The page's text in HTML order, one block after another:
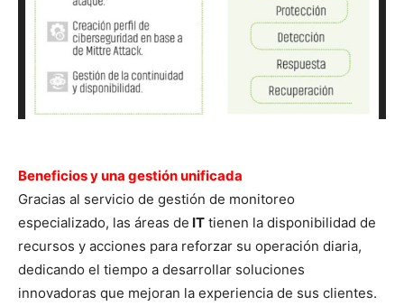
Beneficios y una gestión unificada
Gracias al servicio de gestión de monitoreo
especializado, las áreas de IT tienen la disponibilidad de
recursos y acciones para reforzar su operación diaria,
dedicando el tiempo a desarrollar soluciones
innovadoras que mejoran la experiencia de sus clientes.